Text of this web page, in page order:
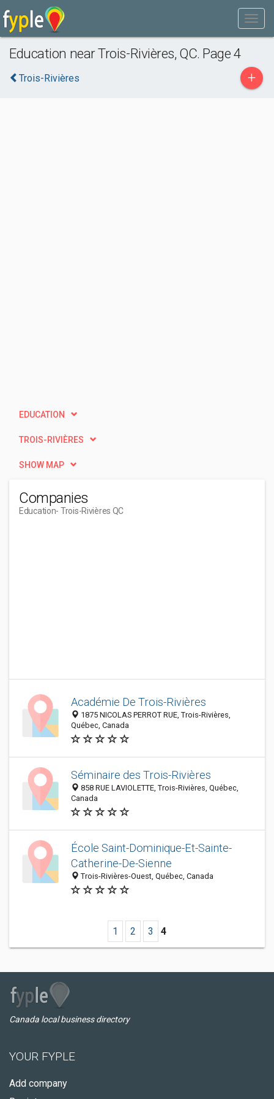
Education near Trois-Rivières, QC. Page 4
Trois-Rivières +
EDUCATION
TROIS-RIVIÈRES
SHOW MAP
Companies
Education- Trois-Rivières QC
Académie De Trois-Rivières
1875 NICOLAS PERROT RUE, Trois-Rivières,
Québec, Canada
Séminaire des Trois-Rivières
858 RUE LAVIOLETTE, Trois-Rivières, Québec,
Canada
École Saint-Dominique-Et-Sainte-
Catherine-De-Sienne
Trois-Rivières-Ouest, Québec, Canada
1 2 3 4
Canada local business directory
YOUR FYPLE
Add company